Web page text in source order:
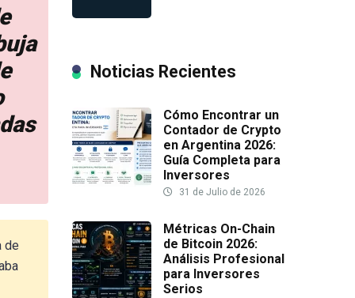
de
Noticias Recientes
Cómo Encontrar un
Contador de Crypto
en Argentina 2026:
Guía Completa para
Inversores
31 de Julio de 2026
Métricas On-Chain
de Bitcoin 2026:
Análisis Profesional
para Inversores
Serios